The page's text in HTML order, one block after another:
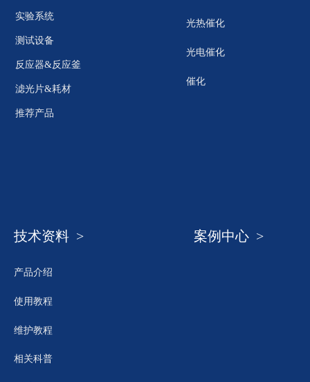
实验系统
测试设备
反应器&反应釜
滤光片&耗材
推荐产品
光热催化
光电催化
催化
技术资料 >
产品介绍
使用教程
维护教程
相关科普
案例中心 >